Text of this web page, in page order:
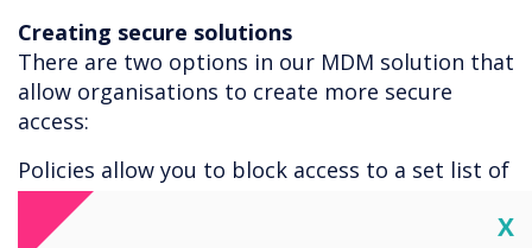
Creating secure solutions
There are two options in our MDM solution that
allow organisations to create more secure
access:
Policies allow you to block access to a set list of
apps and allow you to block a set list of
websites.
X